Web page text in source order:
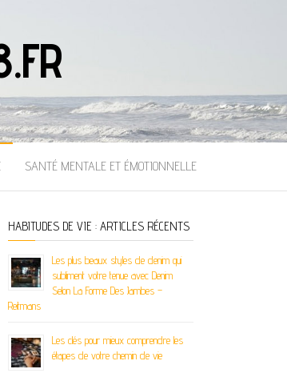
SANTÉ MENTALE ET ÉMOTIONNELLE
HABITUDES DE VIE : ARTICLES RÉCENTS
Les plus beaux styles de denim qui
subliment votre tenue avec Denim
Selon La Forme Des Jambes –
Reitmans
Les clés pour mieux comprendre les
étapes de votre chemin de vie